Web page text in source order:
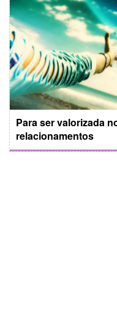
Para ser valorizada
relacionamentos